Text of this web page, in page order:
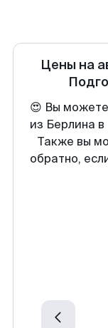
Цены на
😍 Вы
из Берлина
Также вы
обратно,